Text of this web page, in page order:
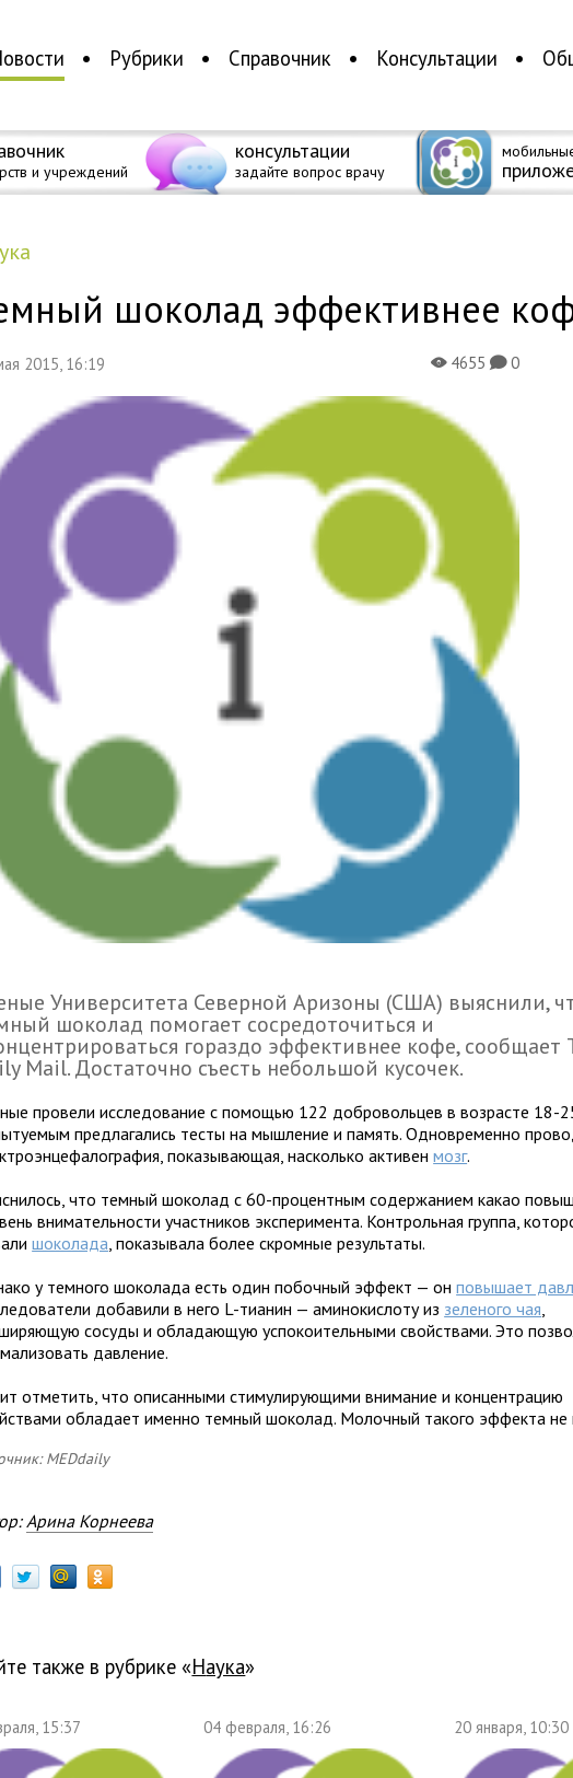
Рубрики Справочник Консультации
и учреждений
консультации
задайте вопрос врачу
шоколад эффективнее
2015, 16:19 X4655K0
Университета Северной Аризоны (США) выяснили,
шоколад помогает сосредоточиться и
гораздо эффективнее кофе, сообщает
Mail. Достаточно съесть небольшой кусочек.
провели исследование с помощью 122 добровольцев в возрасте 18-
предлагались тесты на мышление и память. Одновременно
показывающая, насколько активенмозг.
что темный шоколад с 60-процентным содержанием какао
внимательности участников эксперимента. Контрольная группа,
шоколада, показывала более скромные результаты.
у темного шоколада есть один побочный эффект — онповышает
добавили в него L-тианин — аминокислоту из зеленого чая,
сосуды и обладающую успокоительными свойствами. Это
давление.
отметить, что описанными стимулирующими внимание и концентрацию
обладает именно темный шоколад. Молочный такого эффекта не
MEDdaily
Арина Корнеева
также в рубрике « наука»
15:37 04 февраля, 16:26 20 января, 10:30